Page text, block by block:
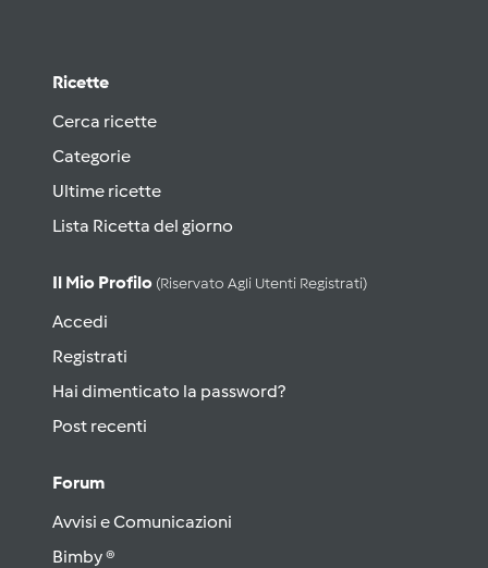
Ricette
Cerca ricette
Categorie
Ultime ricette
Lista Ricetta del giorno
Il Mio Profilo (riservato Agli Utenti Registrati)
Accedi
Registrati
Hai dimenticato la password?
Post recenti
Forum
Avvisi e Comunicazioni
Bimby ®